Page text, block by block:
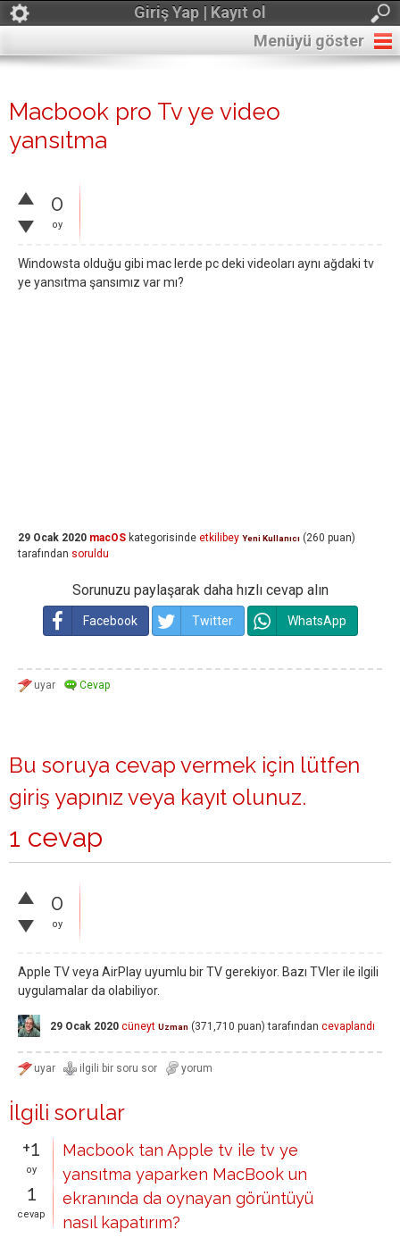
Giriş Yap | Kayıt ol
Menüyü göster
Macbook pro Tv ye video
yansıtma
0
oy
Windowsta olduğu gibi mac lerde pc deki videoları aynı ağdaki tv
ye yansıtma şansımız var mı?
29 Ocak 2020 macOS kategorisinde etkilibey Yeni Kullanıcı (260 puan)
tarafından soruldu
Sorunuzu paylaşarak daha hızlı cevap alın
Facebook Twitter WhatsApp
Bu soruya cevap vermek için lütfen
giriş yapınız veya kayıt olunuz.
1 cevap
0
oy
Apple TV veya AirPlay uyumlu bir TV gerekiyor. Bazı TVler ile ilgili
uygulamalar da olabiliyor.
29 Ocak 2020 cüneyt Uzman (371,710 puan) tarafından cevaplandı
İlgili sorular
+1
oy
1
cevap
Macbook tan Apple tv ile tv ye
yansıtma yaparken MacBook un
ekranında da oynayan görüntüyü
nasıl kapatırım?